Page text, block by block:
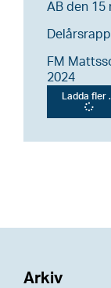
AB den 15
FM
2024
Ladda fler
Arkiv